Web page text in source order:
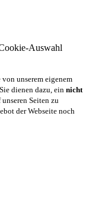
Auswahl
unserem eigenem
dienen dazu, ein nicht
Seiten zu
der Webseite noch